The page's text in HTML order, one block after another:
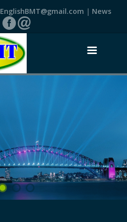
EnglishBMT@gmail.com | News
GIỚI THIỆU
VĂN BẰNG